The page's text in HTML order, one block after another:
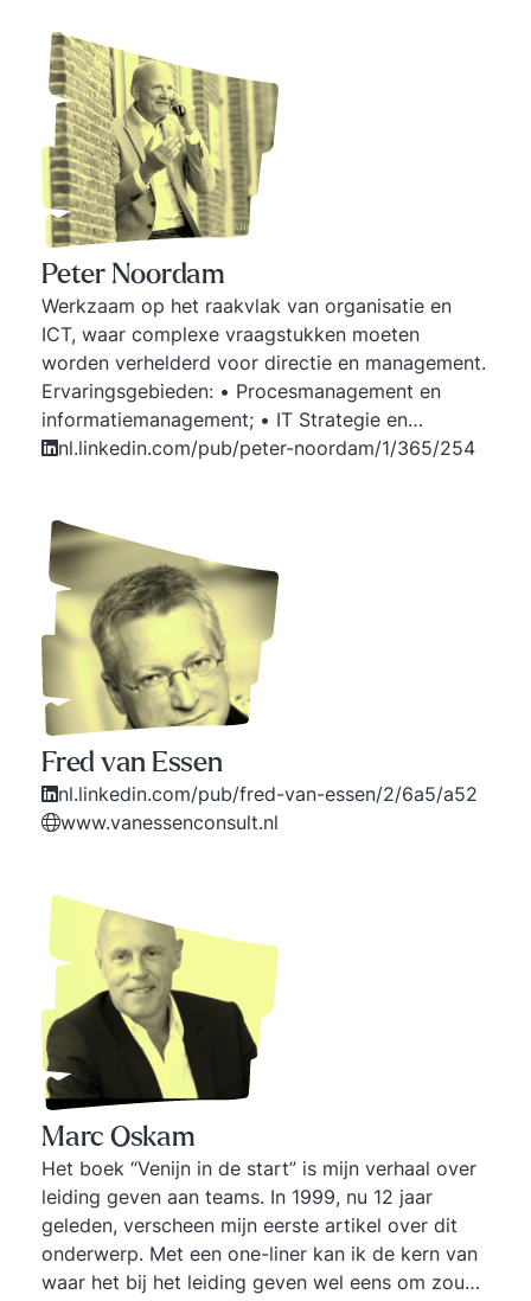
Peter Noordam
Werkzaam op het raakvlak van organisatie en
ICT, waar complexe vraagstukken moeten
worden verhelderd voor directie en management.
Ervaringsgebieden: • Procesmanagement en
informatiemanagement; • IT Strategie en
besluitvormingstrajecten rond ICT; •
grote gegevensverwerkende organisaties in de
sectoren (semi-) overheid, zakelijke- en financiële
dienstverlening. Daarnaast auteur van
managementliteratuur waarbij complexe praktijk
en praktische theorieën bij elkaar worden
gebracht.
nl.linkedin.com/pub/peter-noordam/1/365/254
Fred van Essen
nl.linkedin.com/pub/fred-van-essen/2/6a5/a52
www.vanessenconsult.nl
Marc Oskam
Het boek “Venijn in de start” is mijn verhaal over
leiding geven aan teams. In 1999, nu 12 jaar
geleden, verscheen mijn eerste artikel over dit
onderwerp. Met een one-liner kan ik de kern van
waar het bij het leiding geven wel eens om zou